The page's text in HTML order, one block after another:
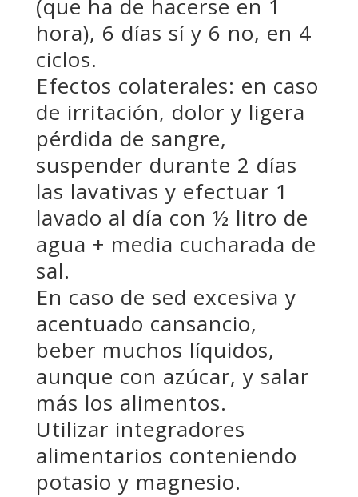
(que ha de hacerse en 1
hora), 6 días sí y 6 no, en 4
ciclos.
Efectos colaterales: en caso
de irritación, dolor y ligera
pérdida de sangre,
suspender durante 2 días
las lavativas y efectuar 1
lavado al día con ½ litro de
agua + media cucharada de
sal.
En caso de sed excesiva y
acentuado cansancio,
beber muchos líquidos,
aunque con azúcar, y salar
más los alimentos.
Utilizar integradores
alimentarios conteniendo
potasio y magnesio.